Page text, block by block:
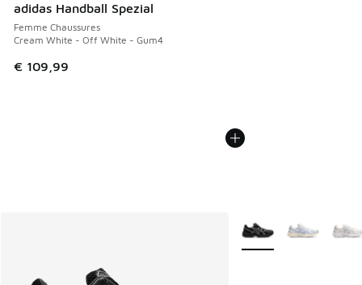
adidas Handball Spezial
Femme Chaussures
Cream White - Off White - Gum4
€ 109,99
Plus de couleurs